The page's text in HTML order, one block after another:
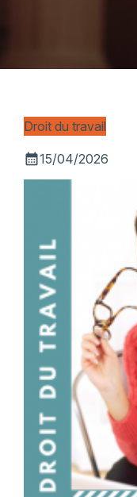
Droit du travail
calendar_month15/04/2026